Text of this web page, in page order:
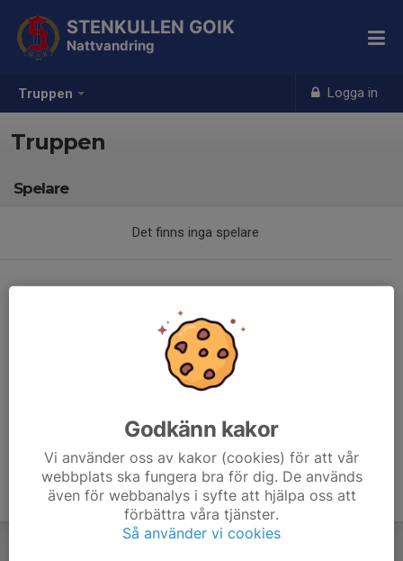
Truppen Logga in
STENKULLEN GOIK
Nattvandring
Truppen
Spelare
Det finns inga spelare
Godkänn kakor
Vi använder oss av kakor (cookies) för att vår
webbplats ska fungera bra för dig. De används
även för webbanalys i syfte att hjälpa oss att
förbättra våra tjänster.
Så använder vi cookies